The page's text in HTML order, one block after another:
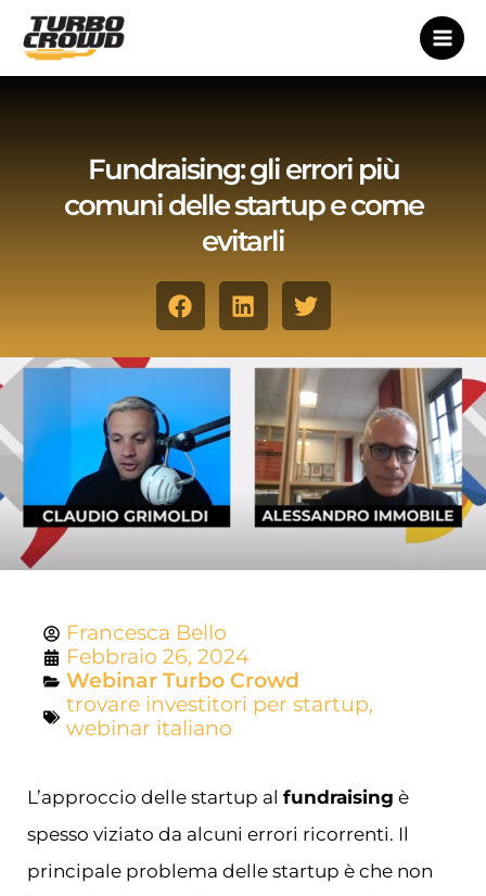
contenuto
Fundraising: gli errori più
comuni delle startup e come
evitarli
Francesca Bello
Febbraio 26, 2024
Webinar Turbo Crowd
trovare investitori per startup,
webinar italiano
L’approccio delle startup al fundraising è
spesso viziato da alcuni errori ricorrenti. Il
principale problema delle startup è che non